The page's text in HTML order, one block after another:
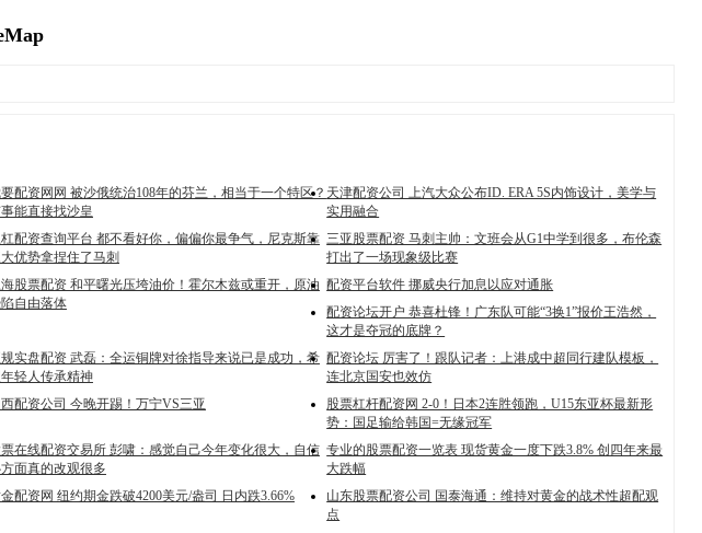
配资网网 被沙俄统治108年的芬兰，相当于一个特区？
能直接找沙皇
天津配资公司 上汽大众公布ID. ERA 5S内饰设计，美学与
实用融合
配资查询平台 都不看好你，偏偏你最争气，尼克斯靠
优势拿捏住了马刺
三亚股票配资 马刺主帅：文班会从G1中学到很多，布伦森
打出了一场现象级比赛
股票配资 和平曙光压垮油价！霍尔木兹或重开，原油
自由落体
配资平台软件 挪威央行加息以应对通胀
配资论坛开户 恭喜杜锋！广东队可能“3换1”报价王浩然，
这才是夺冠的底牌？
实盘配资 武磊：全运铜牌对徐指导来说已是成功，希
轻人传承精神
配资论坛 厉害了！跟队记者：上港成中超同行建队模板，
连北京国安也效仿
配资公司 今晚开踢！万宁VS三亚
股票杠杆配资网 2-0！日本2连胜领跑，U15东亚杯最新形
势：国足输给韩国=无缘冠军
在线配资交易所 彭啸：感觉自己今年变化很大，自信
面真的改观很多
专业的股票配资一览表 现货黄金一度下跌3.8% 创四年来最
大跌幅
配资网 纽约期金跌破4200美元/盎司 日内跌3.66%
山东股票配资公司 国泰海通：维持对黄金的战术性超配观
点